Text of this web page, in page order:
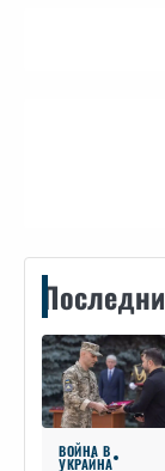
ВОЙНА В
УКРАЙНА